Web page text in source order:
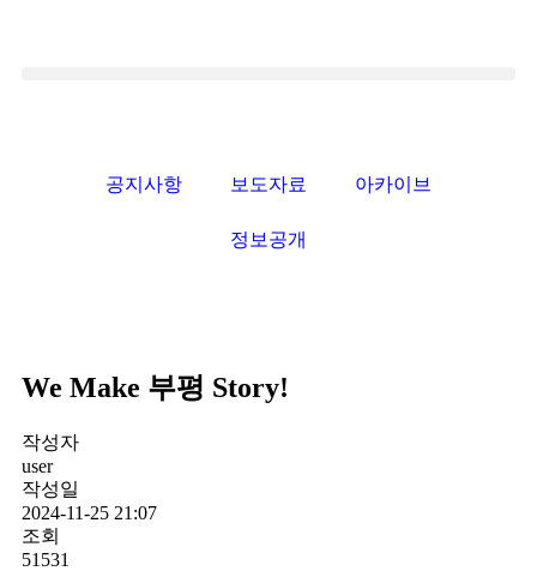
공지사항 보도자료 아카이브
정보공개
We Make 부평 Story!
작성자
user
작성일
2024-11-25 21:07
조회
51531